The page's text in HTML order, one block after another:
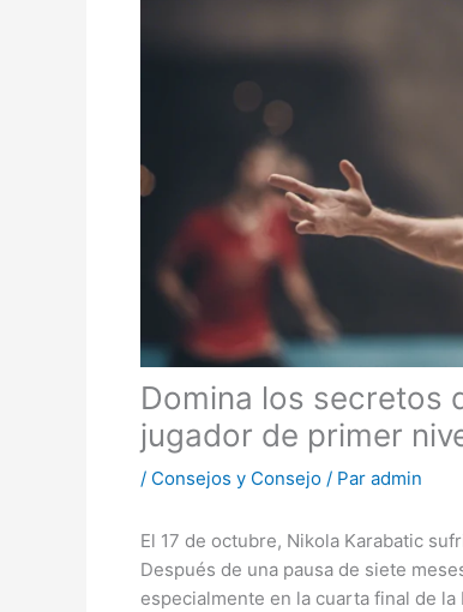
Domina los secretos
jugador de primer
/ Consejos y Consejo / Par admin
El 17 de octubre, Nikola Karabatic
Después de una pausa de siete
especialmente en la cuarta final de la